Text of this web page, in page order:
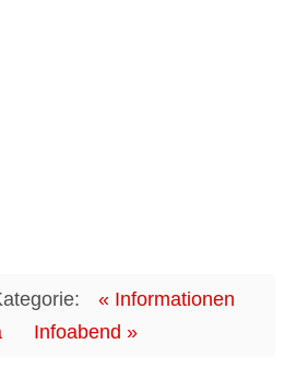
« Informationen
Infoabend »